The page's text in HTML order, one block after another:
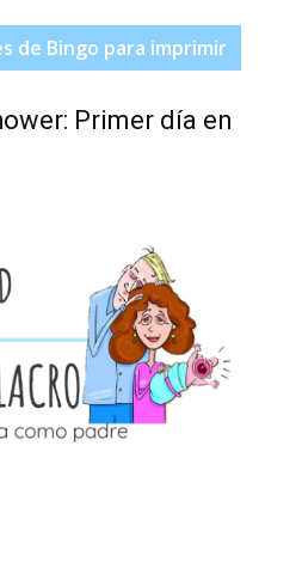
de Bingo para imprimir
Primer día en